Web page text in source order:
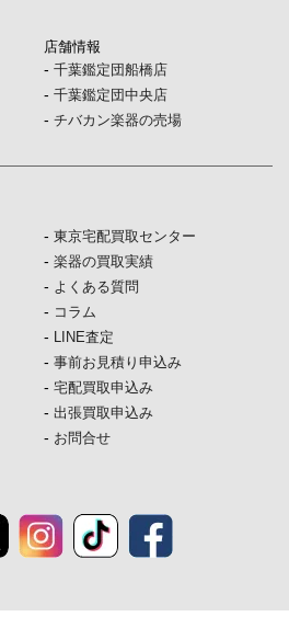
店舗情報
- 千葉鑑定団船橋店
- 千葉鑑定団中央店
- チバカン楽器の売場
- 東京宅配買取センター
- 楽器の買取実績
- よくある質問
- コラム
- LINE査定
- 事前お見積り申込み
- 宅配買取申込み
- 出張買取申込み
- お問合せ